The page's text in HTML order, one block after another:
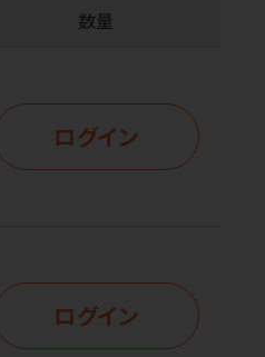
数量
ログイン
ログイン